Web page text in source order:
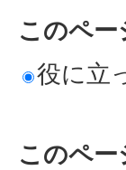
このペ
役に立
このペ